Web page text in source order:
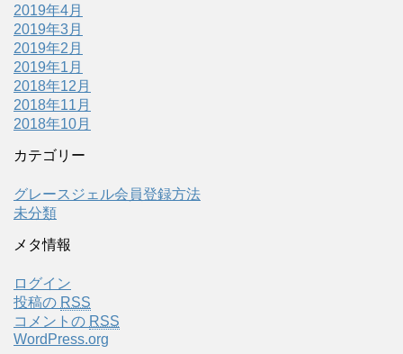
2019年4月
2019年3月
2019年2月
2019年1月
2018年12月
2018年11月
2018年10月
カテゴリー
グレースジェル会員登録方法
未分類
メタ情報
ログイン
投稿の RSS
コメントの RSS
WordPress.org